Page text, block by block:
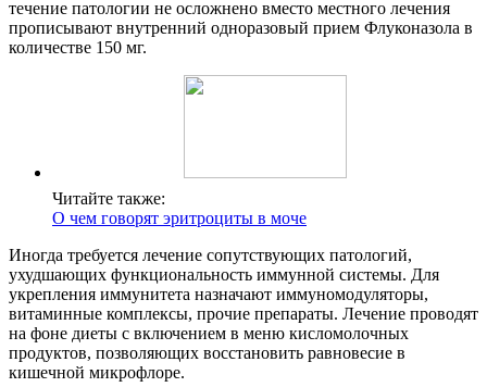
течение патологии не осложнено вместо местного лечения
прописывают внутренний одноразовый прием Флуконазола в
количестве 150 мг.
Читайте также:
О чем говорят эритроциты в моче
Иногда требуется лечение сопутствующих патологий,
ухудшающих функциональность иммунной системы. Для
укрепления иммунитета назначают иммуномодуляторы,
витаминные комплексы, прочие препараты. Лечение проводят
на фоне диеты с включением в меню кисломолочных
продуктов, позволяющих восстановить равновесие в
кишечной микрофлоре.